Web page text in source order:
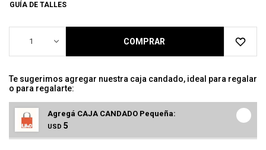
GUÍA DE TALLES
1 COMPRAR
Te sugerimos agregar nuestra caja candado, ideal para regalar
o para regalarte:
Agregá CAJA CANDADO Pequeña:
USD 5